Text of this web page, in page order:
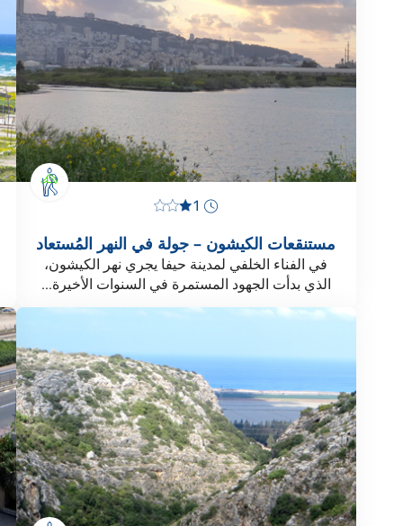
1
مستنقعات الكيشون – جولة في النهر المُستعاد
في الفناء الخلفي لمدينة حيفا يجري نهر الكيشون،
الذي بدأت الجهود المستمرة في السنوات الأخيرة...